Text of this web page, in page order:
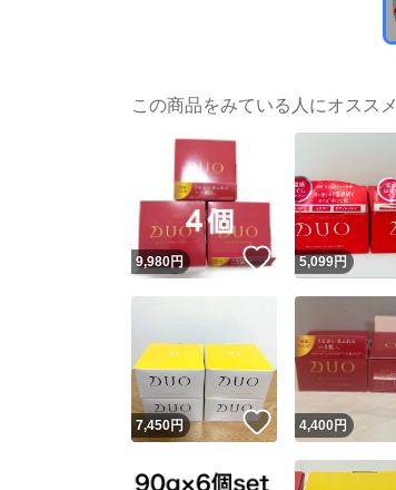
この商品をみている人にオススメ
9,980円 いいね！
5,099円
7,450円 いいね！
4,400円